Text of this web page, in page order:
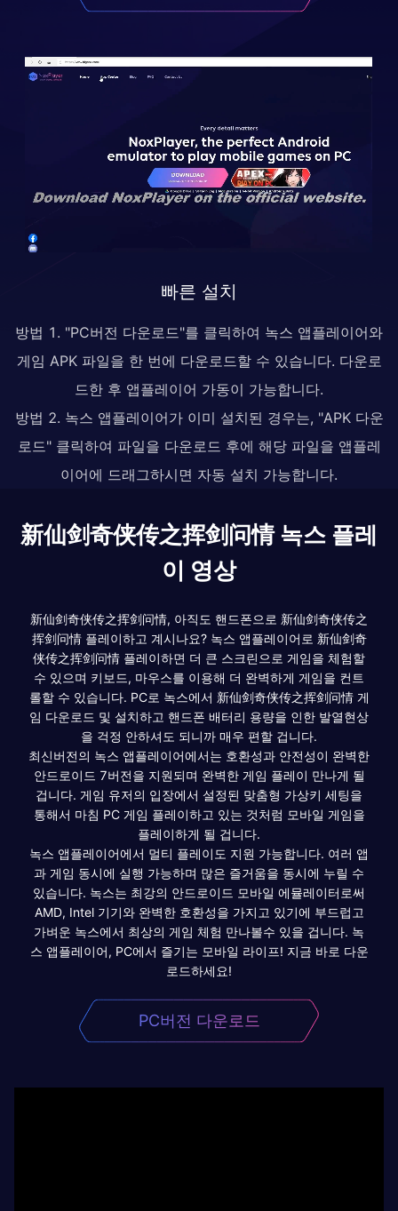
빠른 설치
방법 1. "PC버전 다운로드"를 클릭하여 녹스 앱플레이어와
게임 APK 파일을 한 번에 다운로드할 수 있습니다. 다운로
드한 후 앱플레이어 가동이 가능합니다.
방법 2. 녹스 앱플레이어가 이미 설치된 경우는, "APK 다운
로드" 클릭하여 파일을 다운로드 후에 해당 파일을 앱플레
이어에 드래그하시면 자동 설치 가능합니다.
新仙剑奇侠传之挥剑问情 녹스 플레
이 영상
新仙剑奇侠传之挥剑问情, 아직도 핸드폰으로 新仙剑奇侠传之
挥剑问情 플레이하고 계시나요? 녹스 앱플레이어로 新仙剑奇
侠传之挥剑问情 플레이하면 더 큰 스크린으로 게임을 체험할
수 있으며 키보드, 마우스를 이용해 더 완벽하게 게임을 컨트
롤할 수 있습니다. PC로 녹스에서 新仙剑奇侠传之挥剑问情 게
임 다운로드 및 설치하고 핸드폰 배터리 용량을 인한 발열현상
을 걱정 안하셔도 되니까 매우 편할 겁니다.
최신버전의 녹스 앱플레이어에서는 호환성과 안전성이 완벽한
안드로이드 7버전을 지원되며 완벽한 게임 플레이 만나게 될
겁니다. 게임 유저의 입장에서 설정된 맞춤형 가상키 세팅을
통해서 마침 PC 게임 플레이하고 있는 것처럼 모바일 게임을
플레이하게 될 겁니다.
녹스 앱플레이어에서 멀티 플레이도 지원 가능합니다. 여러 앱
과 게임 동시에 실행 가능하며 많은 즐거움을 동시에 누릴 수
있습니다. 녹스는 최강의 안드로이드 모바일 에뮬레이터로써
AMD, Intel 기기와 완벽한 호환성을 가지고 있기에 부드럽고
가벼운 녹스에서 최상의 게임 체험 만나볼수 있을 겁니다. 녹
스 앱플레이어, PC에서 즐기는 모바일 라이프! 지금 바로 다운
로드하세요!
PC버전 다운로드